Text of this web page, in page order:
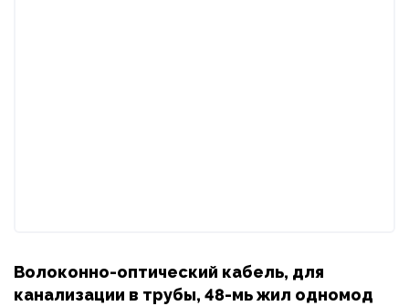
Волоконно-оптический кабель, для
канализации в трубы, 48-мь жил одномод